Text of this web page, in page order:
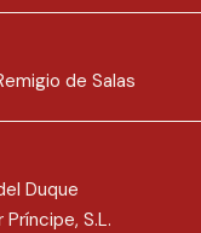
de Salas
Duque
S.L.